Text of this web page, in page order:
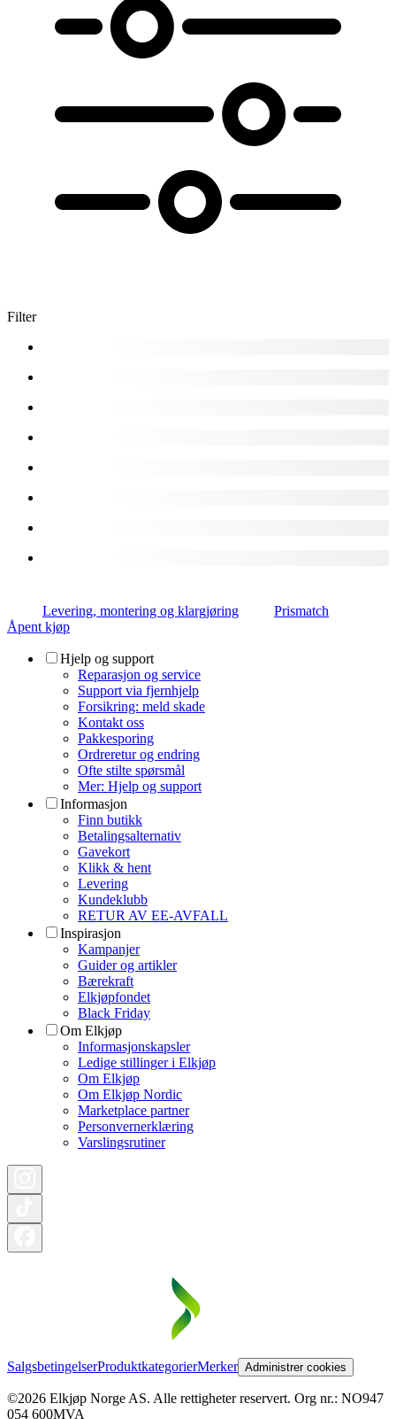
Filter
Levering, montering og klargjøring
Prismatch
Åpent kjøp
Hjelp og support
Reparasjon og service
Support via fjernhjelp
Forsikring: meld skade
Kontakt oss
Pakkesporing
Ordreretur og endring
Ofte stilte spørsmål
Mer: Hjelp og support
Informasjon
Finn butikk
Betalingsalternativ
Gavekort
Klikk & hent
Levering
Kundeklubb
RETUR AV EE-AVFALL
Inspirasjon
Kampanjer
Guider og artikler
Bærekraft
Elkjøpfondet
Black Friday
Om Elkjøp
Informasjonskapsler
Ledige stillinger i Elkjøp
Om Elkjøp
Om Elkjøp Nordic
Marketplace partner
Personvernerklæring
Varslingsrutiner
SalgsbetingelserProduktkategorierMerker Administrer cookies
©2026 Elkjøp Norge AS. Alle rettigheter reservert. Org nr.: NO947
054 600MVA